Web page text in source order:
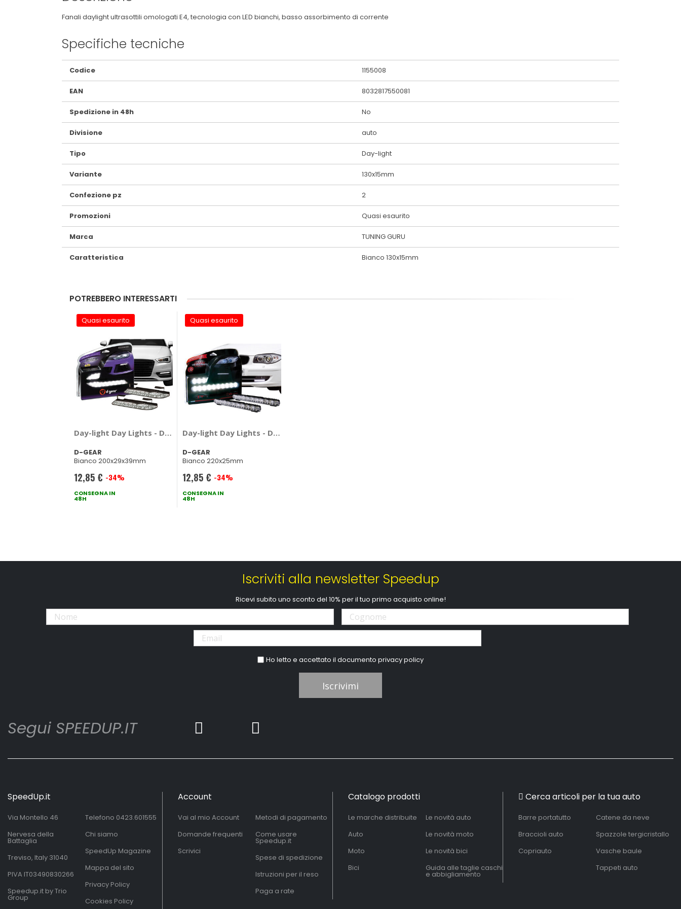
Fanali daylight ultrasottili omologati E4, tecnologia con LED bianchi, basso assorbimento di corrente
Specifiche tecniche
Maggiori
Informazioni
Codice 1155008
EAN 8032817550081
Spedizione in 48h No
Divisione auto
Tipo Day-light
Variante 130x15mm
Confezione pz 2
Promozioni Quasi esaurito
Marca TUNING GURU
Caratteristica Bianco 130x15mm
POTREBBERO INTERESSARTI
Quasi esaurito
Day-light Day Lights - D-GEAR
D-GEAR
Bianco 200x29x39mm
Prezzo
speciale
12,85 € -34%
CONSEGNA IN
48H
Quasi esaurito
Day-light Day Lights - D-GEAR
D-GEAR
Bianco 220x25mm
Prezzo
speciale
12,85 € -34%
CONSEGNA IN
48H
Iscriviti alla newsletter Speedup
Ricevi subito uno sconto del 10% per il tuo primo acquisto online!
Ho letto e accettato il documentoprivacy policy
Iscrivimi
Segui SPEEDUP.IT
SpeedUp.it
Via Montello 46
Nervesa della
Battaglia
Treviso, Italy 31040
PIVA IT03490830266
Speedup.it by Trio
Group
Telefono 0423.601555
Chi siamo
SpeedUp Magazine
Mappa del sito
Privacy Policy
Cookies Policy
Account
Vai al mio Account
Domande frequenti
Scrivici
Metodi di pagamento
Come usare
Speedup.it
Spese di spedizione
Istruzioni per il reso
Paga a rate
Catalogo prodotti
Le marche distribuite
Auto
Moto
Bici
Le novità auto
Le novità moto
Le novità bici
Guida alle taglie caschi
e abbigliamento
Cerca articoli per la tua auto
Barre portatutto
Braccioli auto
Copriauto
Catene da neve
Spazzole tergicristallo
Vasche baule
Tappeti auto